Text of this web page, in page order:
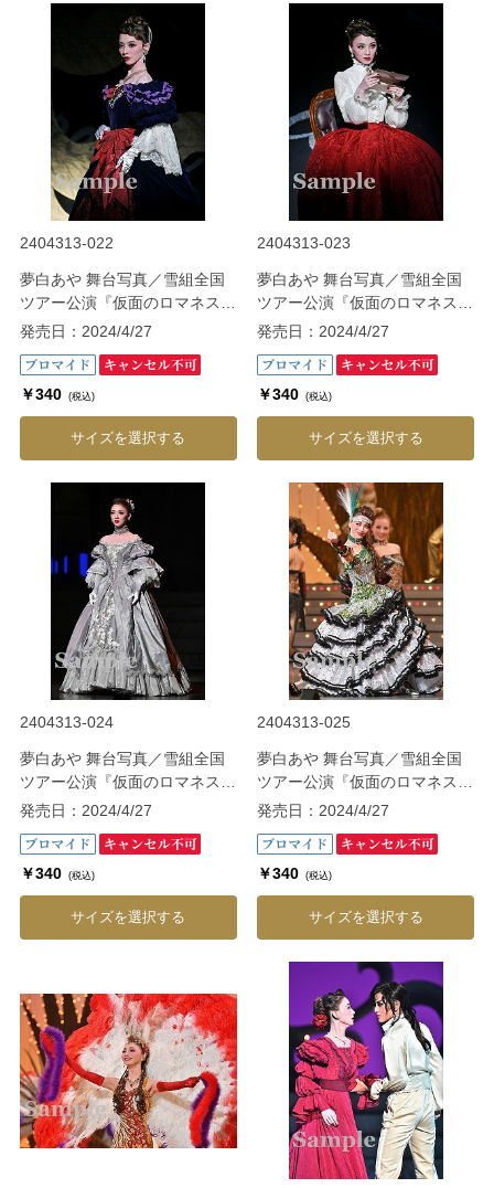
2404313-022
夢白あや 舞台写真／雪組全国
ツアー公演『仮面のロマネス
ク』『Gato Bonito!!』
発売日：2024/4/27
￥340 (税込)
サイズを選択する
2404313-023
夢白あや 舞台写真／雪組全国
ツアー公演『仮面のロマネス
ク』『Gato Bonito!!』
発売日：2024/4/27
￥340 (税込)
サイズを選択する
2404313-024
夢白あや 舞台写真／雪組全国
ツアー公演『仮面のロマネス
ク』『Gato Bonito!!』
発売日：2024/4/27
￥340 (税込)
サイズを選択する
2404313-025
夢白あや 舞台写真／雪組全国
ツアー公演『仮面のロマネス
ク』『Gato Bonito!!』
発売日：2024/4/27
￥340 (税込)
サイズを選択する